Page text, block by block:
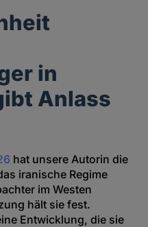
in
Anlass
hat unsere Autorin die
iranische Regime
im Westen
hält sie fest.
Entwicklung, die sie